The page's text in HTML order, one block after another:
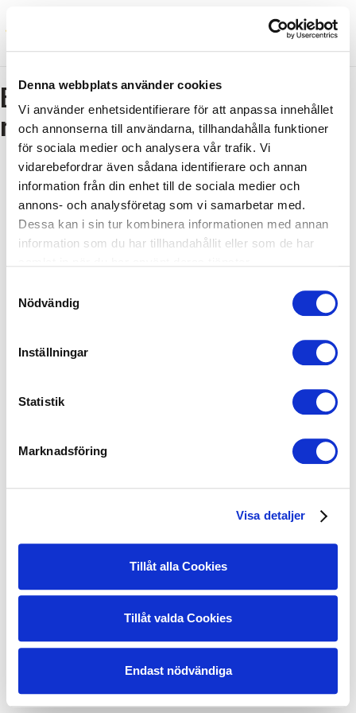
Denna webbplats använder cookies
Vi använder enhetsidentifierare för att anpassa innehållet
och annonserna till användarna, tillhandahålla funktioner
för sociala medier och analysera vår trafik. Vi
vidarebefordrar även sådana identifierare och annan
information från din enhet till de sociala medier och
annons- och analysföretag som vi samarbetar med.
Dessa kan i sin tur kombinera informationen med annan
information som du har tillhandahållit eller som de har
Nödvändig
Inställningar
Statistik
Marknadsföring
Visa detaljer
Tillåt alla Cookies
Tillåt valda Cookies
Endast nödvändiga
Bokning - Tillbaka till
resebeskrivningen
Tillbaka till resebeskrivningen
1. Antal resenärer och rum
2. Personupplysningar
Paketet kan inte bokas